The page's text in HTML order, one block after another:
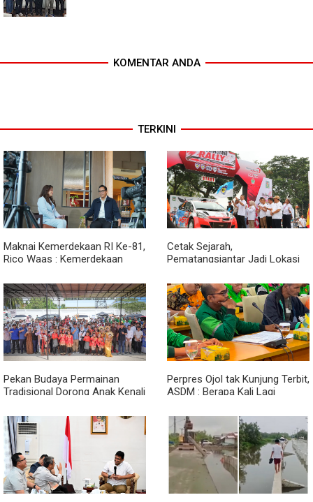
KOMENTAR ANDA
TERKINI
Maknai Kemerdekaan RI Ke-81,
Rico Waas : Kemerdekaan
Lewat Peningkatan Pelayanan
Primer
Cetak Sejarah,
Pematangsiantar Jadi Lokasi
2026
Pekan Budaya Permainan
Tradisional Dorong Anak Kenali
Ketergantungan Gadget
Perpres Ojol tak Kunjung Terbit,
ASDM : Berapa Kali Lagi
Janji?